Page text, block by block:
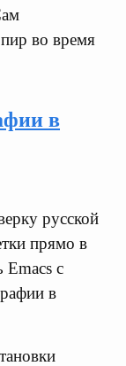
во время
в
русской
прямо в
Emacs с
в